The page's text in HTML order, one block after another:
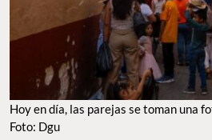
Hoy en día, las parejas se toman una
Foto: Dgu